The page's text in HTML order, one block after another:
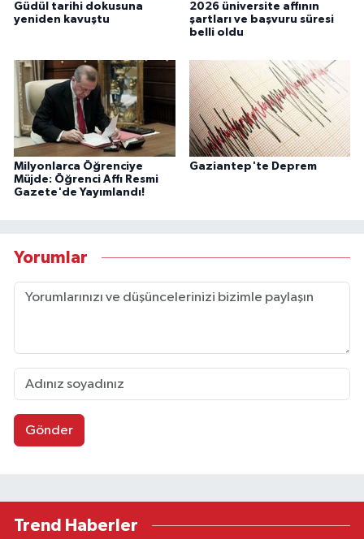
Güdül tarihi dokusuna
yeniden kavuştu
2026 üniversite affının
şartları ve başvuru süresi
belli oldu
Milyonlarca Öğrenciye
Müjde: Öğrenci Affı Resmi
Gazete'de Yayımlandı!
Gaziantep'te Deprem
Yorumlar
Gönder
Trend Haberler